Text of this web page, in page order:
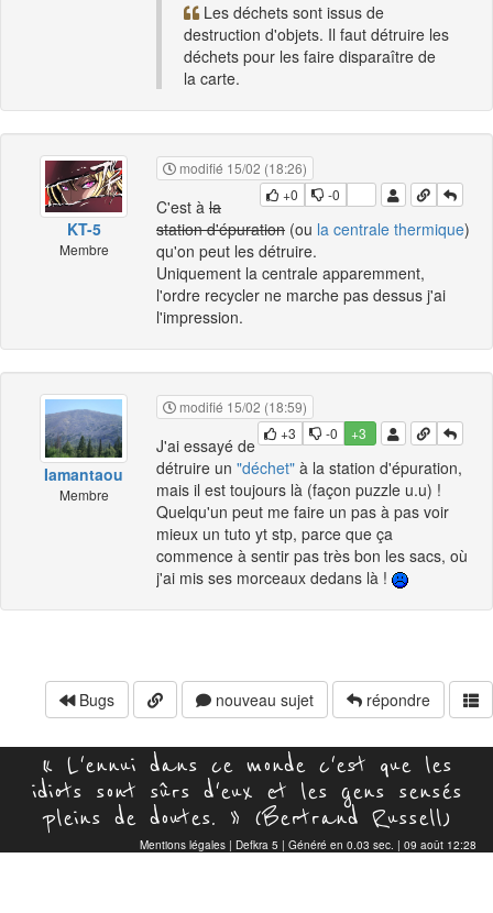
Les déchets sont issus de
destruction d'objets. Il faut détruire les
déchets pour les faire disparaître de
la carte.
KT-5
Membre
modifié 15/02 (18:26)
+0
-0
C'est à la
station d'épuration (ou la centrale thermique)
qu'on peut les détruire.
Uniquement la centrale apparemment,
l'ordre recycler ne marche pas dessus j'ai
l'impression.
Iamantaou
Membre
modifié 15/02 (18:59)
+3
-0 +3
J'ai essayé de
détruire un "déchet" à la station d'épuration,
mais il est toujours là (façon puzzle u.u) !
Quelqu'un peut me faire un pas à pas voir
mieux un tuto yt stp, parce que ça
commence à sentir pas très bon les sacs, où
j'ai mis ses morceaux dedans là !
Bugs nouveau sujet répondre
« L'ennui dans ce monde c'est que les
idiots sont sûrs d'eux et les gens sensés
pleins de doutes. » (Bertrand Russell)
Mentions légales | Defkra 5 | Généré en 0.03 sec. | 09 août 12:28